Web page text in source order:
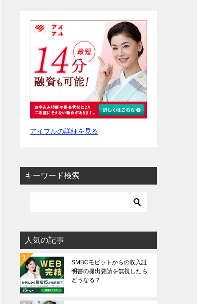
アイフルの詳細を見る
キーワード検索
人気の記事
SMBCモビットからの収入証
明書の提出要請を無視したら
どうなる？